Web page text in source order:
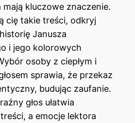
mają kluczowe znaczenie.
cię takie treści, odkryj
Janusza
i jego kolorowych
osoby z ciepłym i
sprawia, że przekaz
budując zaufanie.
głos ułatwia
a emocje lektora